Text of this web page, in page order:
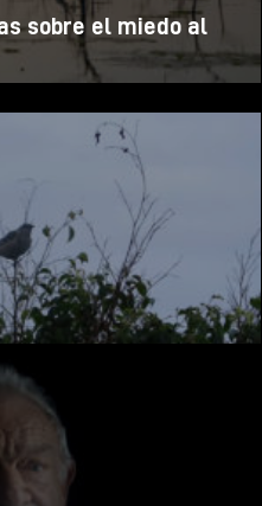
sobre el miedo al